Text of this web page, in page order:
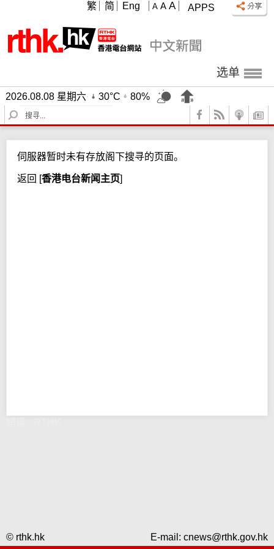
APPS
A A A
繁 简 Eng
选单
2026.08.08 星期六 30°C
80%
S
e
c
h
伺服器暂时未有存放阁下搜寻的页面。
返回 [香港电台新闻主页]
© rthk.hk E-mail: cnews@rthk.gov.hk